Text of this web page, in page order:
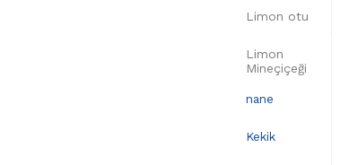
Limon otu
Limon
Mineçiçeği
nane
Kekik